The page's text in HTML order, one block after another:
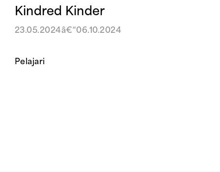
Kindred Kinder
23.05.2024â€“06.10.2024
Pelajari